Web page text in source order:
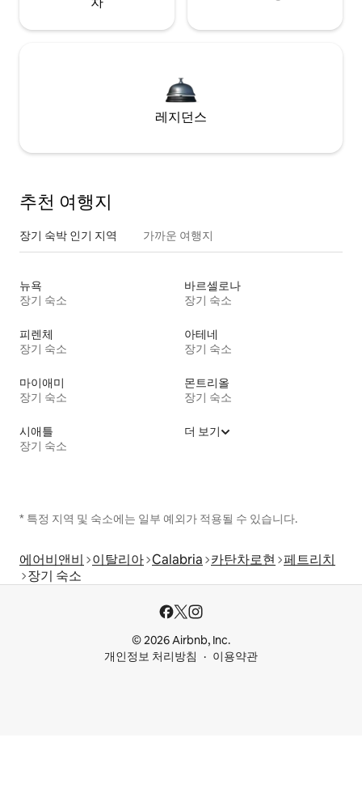
레지던스
추천 여행지
장기 숙박 인기 지역 가까운 여행지
뉴욕
장기 숙소
바르셀로나
장기 숙소
피렌체
장기 숙소
아테네
장기 숙소
마이애미
장기 숙소
몬트리올
장기 숙소
시애틀
장기 숙소
더 보기
* 특정 지역 및 숙소에는 일부 예외가 적용될 수 있습니다.
에어비앤비 이탈리아 Calabria 카탄차로현 페트리치
장기 숙소
© 2026 Airbnb, Inc.
개인정보 처리방침
이용약관